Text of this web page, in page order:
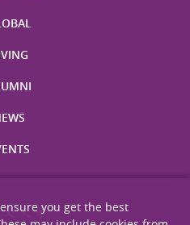
you get the best